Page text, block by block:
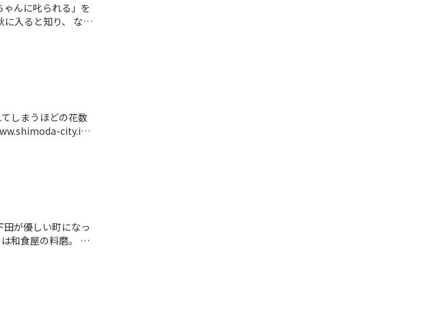
入ると知り、 なん
生の夏を終えよう
れは誰にでも平等
カさに育ち、言う
は自分の料理では
き。 自分で買い出
テーキなるものが
叶わなかった。 そ
の見た目がご馳走
出ない。 ただ来年
ーム。 半分は俺
〜！というダイレ
より食べられてし
しまうほどの花数
然のイルミネーシ
い音楽に載せてお
shimoda-port/
前は「ベジタリア
かった。 まるで
からそんな人来て
にコンビニの「塩